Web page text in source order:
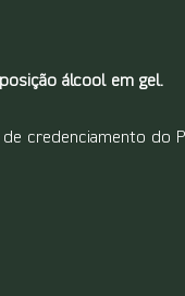
álcool em gel.
credenciamento do